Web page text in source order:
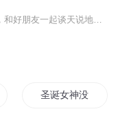
圣诞女神没有假期